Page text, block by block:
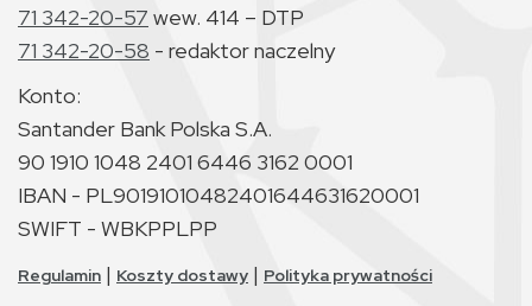
71 342-20-57 wew. 414 – DTP
71 342-20-58 - redaktor naczelny
Konto:
Santander Bank Polska S.A.
90 1910 1048 2401 6446 3162 0001
IBAN - PL90191010482401644631620001
SWIFT - WBKPPLPP
Regulamin | Koszty dostawy | Polityka prywatności